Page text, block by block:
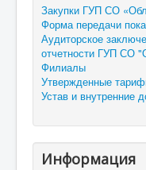
Закупки ГУП СО
Форма передачи
Аудиторское
отчетности ГУП СО
Филиалы
Утвержденные
Устав и внутренние
Информация